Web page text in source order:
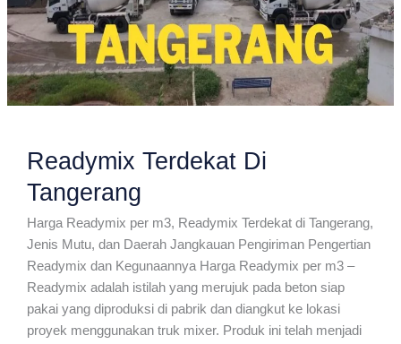
Readymix Terdekat Di
Tangerang
Harga Readymix per m3, Readymix Terdekat di Tangerang,
Jenis Mutu, dan Daerah Jangkauan Pengiriman Pengertian
Readymix dan Kegunaannya Harga Readymix per m3 –
Readymix adalah istilah yang merujuk pada beton siap
pakai yang diproduksi di pabrik dan diangkut ke lokasi
proyek menggunakan truk mixer. Produk ini telah menjadi